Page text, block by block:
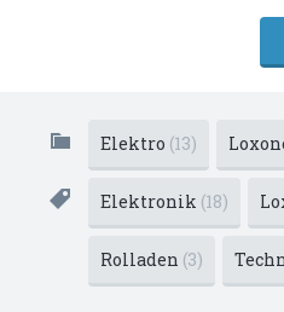
Elektro (13)
Elektronik (18)
Rolladen (3)